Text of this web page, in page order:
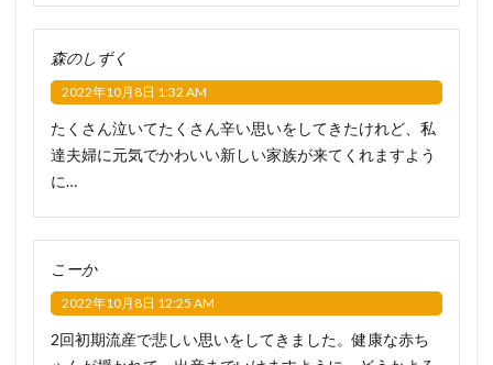
森のしずく
2022年10月8日 1:32 AM
たくさん泣いてたくさん辛い思いをしてきたけれど、私
達夫婦に元気でかわいい新しい家族が来てくれますよう
に…
こーか
2022年10月8日 12:25 AM
2回初期流産で悲しい思いをしてきました。健康な赤ち